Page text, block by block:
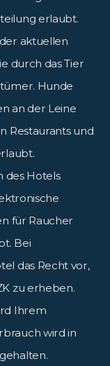
erlaubt.
aktuellen
durch das Tier
Hunde
an der Leine
Restaurants und
des Hotels
für Raucher
Bei
das Recht vor,
zu erheben.
Ihrem
wird in